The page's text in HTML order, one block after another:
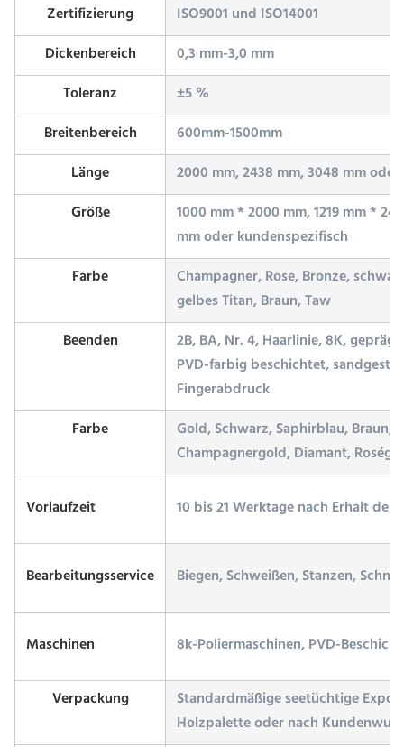
Zertifizierung
ISO9001 und ISO14001
Dickenbereich
0,3 mm-3,0 mm
Toleranz
±5 %
Breitenbereich
600mm-1500mm
Länge
2000 mm, 2438 mm, 3048 mm
Größe
1000 mm * 2000 mm, 1219 mm *
mm oder kundenspezifisch
Farbe
Champagner, Rose, Bronze,
gelbes Titan, Braun, Taw
Beenden
2B, BA, Nr. 4, Haarlinie, 8K,
PVD-farbig beschichtet,
Fingerabdruck
Farbe
Gold, Schwarz, Saphirblau, Braun,
Champagnergold, Diamant,
Vorlaufzeit
10 bis 21 Werktage nach Erhalt
Bearbeitungsservice Biegen, Schweißen, Stanzen,
Maschinen
8k-Poliermaschinen, PVD-
Verpackung
Standardmäßige seetüchtige
Holzpalette oder nach